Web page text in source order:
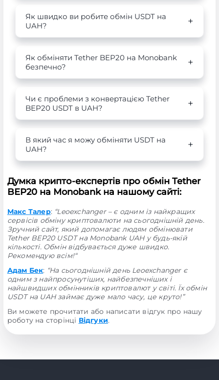
Як швидко ви робите обмін USDT на
UAH?
Як обміняти Tether BEP20 на Monobank
безпечно?
Чи є проблеми з конвертацією Tether
BEP20 USDT в UAH?
В який час я можу обміняти USDT на
UAH?
Думка крипто-експертів про обмін Tether
BEP20 на Monobank на нашому сайті:
Макс Талер: “Leoexchanger – є одним із найкращих
сервісів обміну криптовалюти на сьогоднішній день.
Зручний сайт, який допомагає людям обмінювати
Tether BEP20 USDT на Monobank UAH у будь-якій
кількості. Обмін відбувається дуже швидко.
Рекомендую всім!“
Адам Бек: “На сьогоднішній день Leoexchanger є
одним з найпросунутіших, найбезпечніших і
найшвидших обмінників криптовалют у світі. Їх обмін
USDT на UAH займає дуже мало часу, це круто!”
Ви можете прочитати або написати відгук про нашу
роботу на сторінці Відгуки.